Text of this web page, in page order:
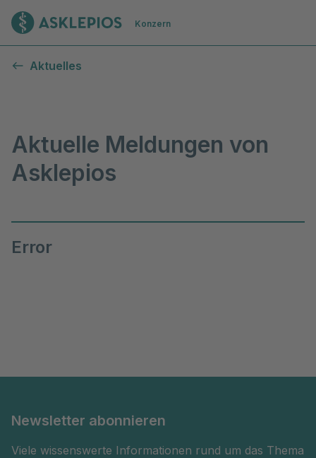
Zur Startseite
Konzern
Aktuelles
Aktuelle Meldungen von
Asklepios
Error
Newsletter abonnieren
Viele wissenswerte Informationen rund um das Thema